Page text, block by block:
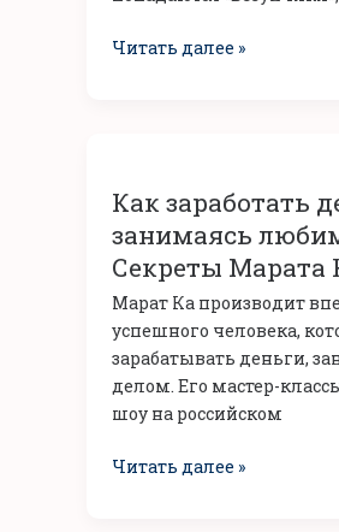
Читать далее »
Как заработать
занимаясь
Секреты Марата
Марат Ка производит
успешного человека,
зарабатывать деньги,
делом. Его мастер-
шоу на российском
деньги,
занимаясь
любимым
делом.
Секреты
Марата
Ка
Читать далее »